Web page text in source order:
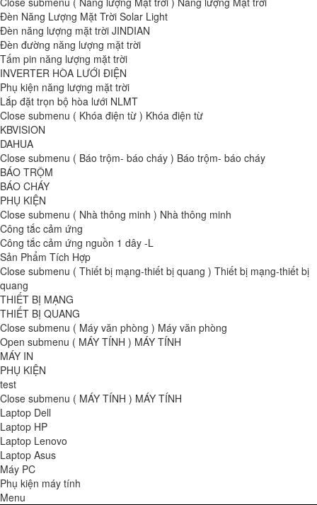
Đèn Năng Lượng Mặt Trời Solar Light
Đèn năng lượng mặt trời JINDIAN
Đèn đường năng lượng mặt trời
Tấm pin năng lượng mặt trời
INVERTER HÒA LƯỚI ĐIỆN
Phụ kiện năng lượng mặt trời
Lắp đặt trọn bộ hòa lưới NLMT
Close submenu ( Khóa điện từ ) Khóa điện từ
KBVISION
DAHUA
Close submenu ( Báo trộm- báo cháy ) Báo trộm- báo cháy
BÁO TRỘM
BÁO CHÁY
PHỤ KIỆN
Close submenu ( Nhà thông minh ) Nhà thông minh
Công tắc cảm ứng
Công tắc cảm ứng nguồn 1 dây -L
Sản Phẩm Tích Hợp
Close submenu ( Thiết bị mạng-thiết bị quang ) Thiết bị mạng-thiết bị
quang
THIẾT BỊ MẠNG
THIẾT BỊ QUANG
Close submenu ( Máy văn phòng ) Máy văn phòng
Open submenu ( MÁY TÍNH ) MÁY TÍNH
MÁY IN
PHỤ KIỆN
test
Close submenu ( MÁY TÍNH ) MÁY TÍNH
Laptop Dell
Laptop HP
Laptop Lenovo
Laptop Asus
Máy PC
Phụ kiện máy tính
Menu